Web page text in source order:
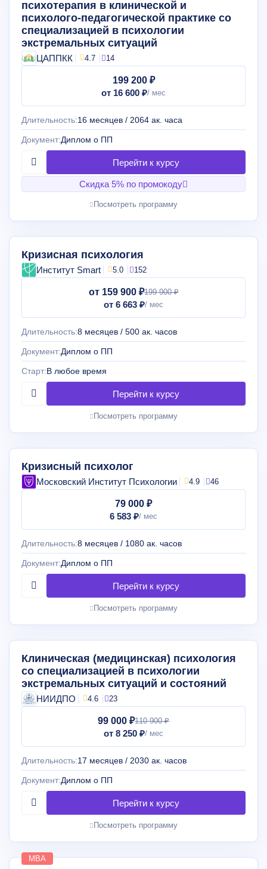
психотерапия в клинической и
психолого-педагогической практике со
специализацией в психологии
экстремальных ситуаций
ЦАППКК 4.7 14
199 200 ₽
от 16 600 ₽
Длительность:16 месяцев / 2064 ак. часа
Документ:Диплом о ПП
Скидка 5% по промокоду
Посмотреть программу
Кризисная психология
Институт Smart 5.0 152
от 159 900 ₽199 900 ₽
от 6 663 ₽
Длительность:8 месяцев / 500 ак. часов
Документ:Диплом о ПП
Старт:В любое время
Посмотреть программу
Кризисный психолог
Московский Институт Психологии 4.9 46
79 000 ₽
6 583 ₽
Длительность:8 месяцев / 1080 ак. часов
Документ:Диплом о ПП
Посмотреть программу
Клиническая (медицинская) психология
со специализацией в психологии
экстремальных ситуаций и состояний
НИИДПО 4.6 23
99 000 ₽110 900 ₽
от 8 250 ₽
Длительность:17 месяцев / 2030 ак. часов
Документ:Диплом о ПП
Посмотреть программу
MBA